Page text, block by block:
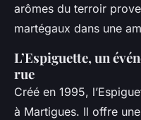
arômes du terroir
martégaux dans une
L’Espiguette, un
rue
Créé en 1995,
à Martigues. Il offre